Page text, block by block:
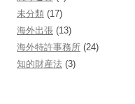
未分類 (17)
海外出張 (13)
海外特許事務所 (24)
知的財産法 (3)